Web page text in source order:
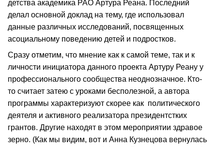
детства академика РАО Артура Реана. Последний
делал основной доклад на тему, где использовал
данные различных исследований, посвященных
асоциальному поведению детей и подростков.
Сразу отметим, что мнение как к самой теме, так и к
личности инициатора данного проекта Артуру Реану у
профессионального сообщества неоднозначное. Кто-
то считает затею с уроками бесполезной, а автора
программы характеризуют скорее как политического
деятеля и активного реализатора президентстких
грантов. Другие находят в этом мероприятии здравое
зерно. (Как мы видим, вот и Анна Кузнецова вернулась